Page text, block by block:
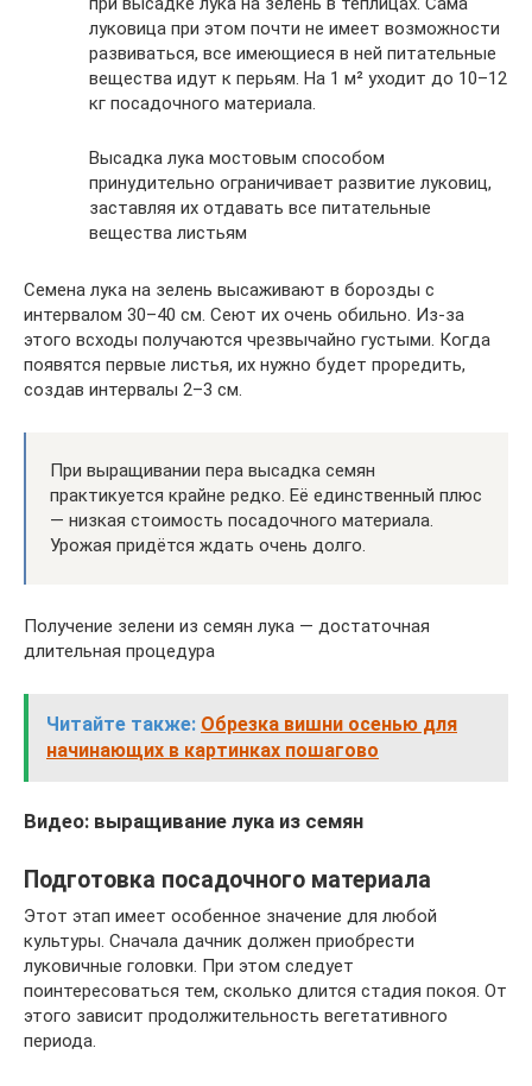
луковица при этом почти не имеет возможности
развиваться, все имеющиеся в ней питательные
вещества идут к перьям. На 1 м² уходит до 10–12
кг посадочного материала.
Высадка лука мостовым способом
принудительно ограничивает развитие луковиц,
заставляя их отдавать все питательные
вещества листьям
Семена лука на зелень высаживают в борозды с
интервалом 30–40 см. Сеют их очень обильно. Из-за
этого всходы получаются чрезвычайно густыми. Когда
появятся первые листья, их нужно будет проредить,
создав интервалы 2–3 см.
При выращивании пера высадка семян
практикуется крайне редко. Её единственный плюс
— низкая стоимость посадочного материала.
Урожая придётся ждать очень долго.
Получение зелени из семян лука — достаточная
длительная процедура
Читайте также: Обрезка вишни осенью для
начинающих в картинках пошагово
Видео: выращивание лука из семян
Подготовка посадочного материала
Этот этап имеет особенное значение для любой
культуры. Сначала дачник должен приобрести
луковичные головки. При этом следует
поинтересоваться тем, сколько длится стадия покоя. От
этого зависит продолжительность вегетативного
периода.